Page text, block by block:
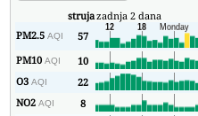
strujazadnja 2 dana
PM2.5AQI 57
PM10AQI 10
O3AQI 22
NO2AQI 8